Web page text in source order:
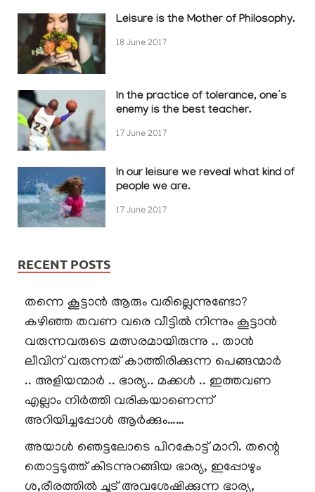
Leisure is the Mother of Philosophy.
18 June 2017
In the practice of tolerance, one’s
enemy is the best teacher.
17 June 2017
In our leisure we reveal what kind of
people we are.
17 June 2017
RECENT POSTS
തന്നെ കൂട്ടാൻ ആരും വരില്ലെന്നുണ്ടോ?
കഴിഞ്ഞ തവണ വരെ വീട്ടിൽ നിന്നും കൂട്ടാൻ
വരുന്നവരുടെ മത്സരമായിരുന്നു .. താൻ
ലീവിന് വരുന്നത് കാത്തിരിക്കുന്ന പെങ്ങന്മാർ
.. അളിയന്മാർ .. ഭാര്യ.. മക്കൾ .. ഇത്തവണ
എല്ലാം നിർത്തി വരികയാണെന്ന്
അറിയിച്ചപ്പോൾ ആർക്കും……
അയാൾ ഞെട്ടലോടെ പിറകോട്ട് മാറി. തന്റെ
തൊട്ടടുത്ത് കിടന്നുറങ്ങിയ ഭാര്യ, ഇപ്പോഴും
ശ,രീരത്തിൽ ചൂട് അവശേഷിക്കുന്ന ഭാര്യ,